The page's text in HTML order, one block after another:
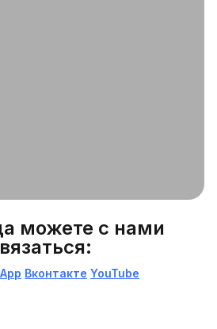
можете с нами
Вконтакте YouTube